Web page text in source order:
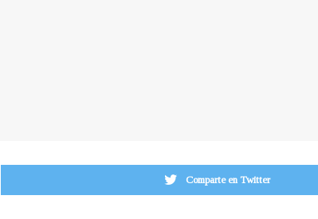
Comparte en Twitter